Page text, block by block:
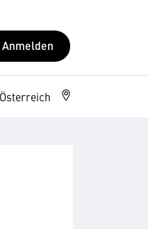
Anmelden
Österreich